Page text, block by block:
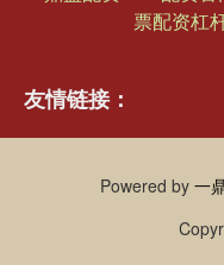
票配资杠
友情链接：
Powered by 一